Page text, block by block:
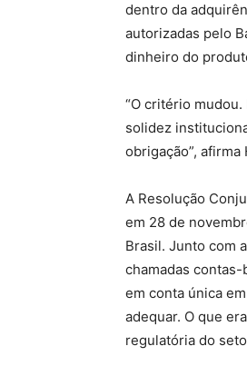
dentro da
autorizadas pelo
dinheiro do
“O critério
solidez
obrigação”,
A Resolução
em 28 de
Brasil. Junto com
chamadas
em conta única
adequar. O que
regulatória do